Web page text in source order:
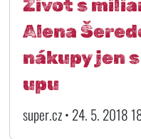
Život s
Alena
nákupy jen
upu
super.cz • 24. 5. 2018